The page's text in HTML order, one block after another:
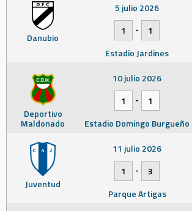
Danubio
5 julio 2026
1
-
1
Estadio Jardines
Deportivo
Maldonado
10 julio 2026
1
-
1
Estadio Domingo Burgueño
Juventud
11 julio 2026
1
-
3
Parque Artigas